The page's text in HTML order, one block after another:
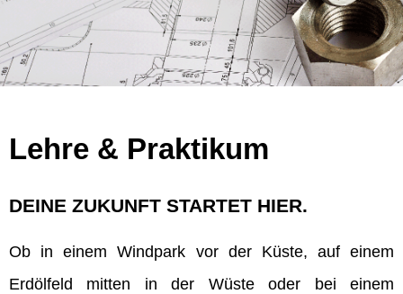
Lehre & Praktikum
DEINE ZUKUNFT STARTET HIER.
Ob in einem Windpark vor der Küste, auf einem
Erdölfeld mitten in der Wüste oder bei einem